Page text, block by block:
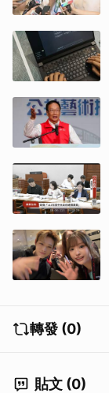
轉發 (0)
貼文 (0)